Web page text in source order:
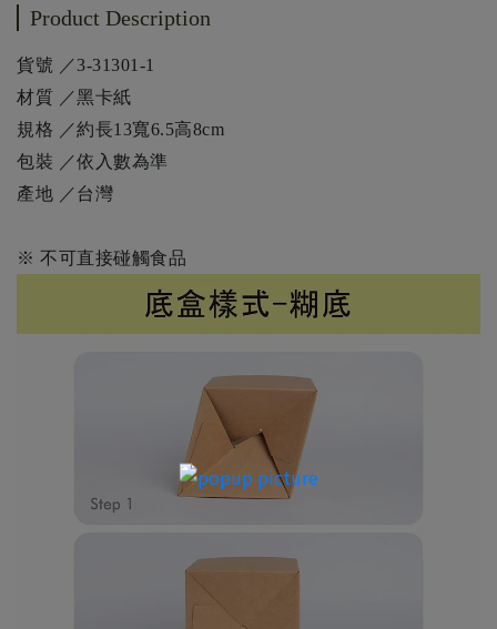
Product Description
貨號 ／3-31301-1
材質 ／黑卡紙
規格 ／約長13寬6.5高8cm
包裝 ／依入數為準
產地 ／台灣
※ 不可直接碰觸食品